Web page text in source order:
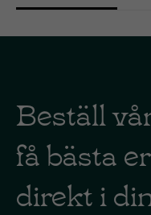
Beställ
få bästa
direkt i